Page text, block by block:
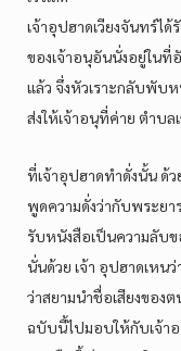
เจ้าอุปฮาดเวียงจันทร์ไ
ของเจ้าอนุอันนั่งอยู่ในที่
แล้ว จึ่งหัวเราะกลับพับห
ส่งให้เจ้าอนุที่ค่าย ตำบล
ที่เจ้าอุปฮาดทำดั่งนั้น ด้ว
พูดความดั่งว่ากับพระยา
รับหนังสือเป็นความลับ
นั่นด้วย เจ้า อุปฮาดเหน
ว่าสยามนำชื่อเสียงของ
ฉบับนี้ไปมอบให้กับเจ้า